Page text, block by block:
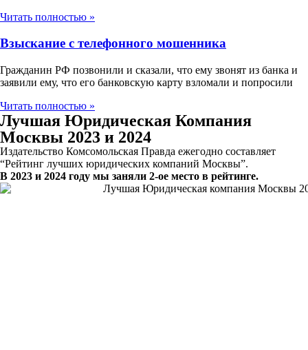
Читать полностью »
Взыскание с телефонного мошенника
Гражданин РФ позвонили и сказали, что ему звонят из банка и
заявили ему, что его банковскую карту взломали и попросили
Читать полностью »
Лучшая Юридическая Компания
Москвы 2023 и 2024
Издательство Комсомольская Правда ежегодно составляет
“Рейтинг лучших юридических компаний Москвы”.
В 2023 и 2024 году мы заняли 2-ое место в рейтинге.